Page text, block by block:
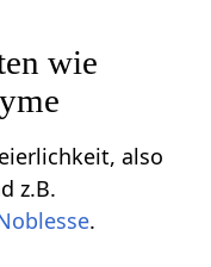
wie
also
z.B.
.